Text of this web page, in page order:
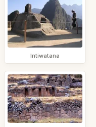
Intiwatana